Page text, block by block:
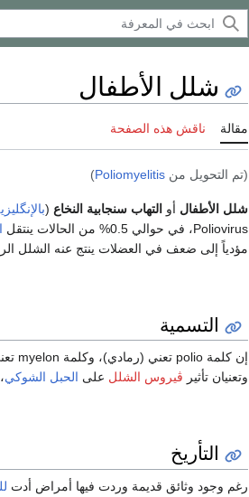
شلل الأطفال
مقالة ناقش هذه الصفحة
(تم التحويل من Poliomyelitis
)
شلل الأطفال أو التهاب سنجابية النخاع (
Poliovirus، في حوالي 0.5% من الحالات ينتقل
مؤدياً إلى ضعف في العضلات ينتج عنه الشلل
التسمية
إن كلمة polio تعني (رمادي)، وكلمة myelon تعني (نخاع، تشير
وتعنيان تأثير ڤيروس الشلل على الحبل الشوكي
التأريخ
رغم وجود وثائق قديمة وردت فيها أمراض أدت